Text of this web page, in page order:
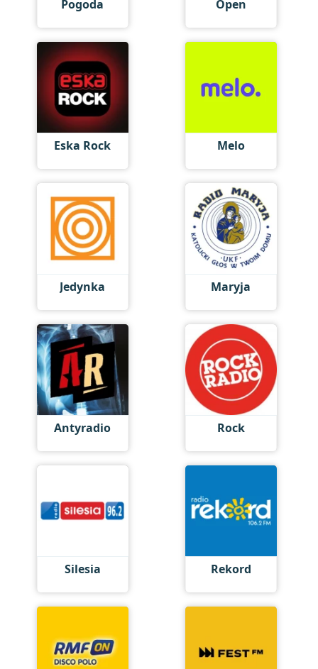
Pogoda Open
Eska Rock Melo
Jedynka Maryja
Antyradio Rock
Silesia Rekord